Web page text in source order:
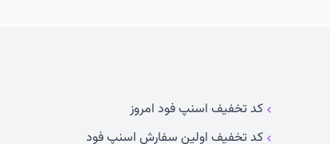
کد تخفیف اسنپ فود امروز
کد تخفیف اولین سفارش اسنپ فود